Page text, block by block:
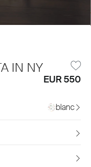
IN NY
EUR 550
blanc